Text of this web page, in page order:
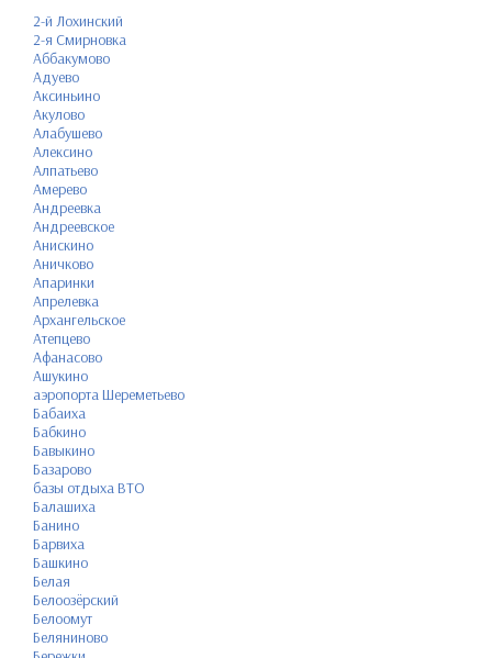
2-й Лохинский
2-я Смирновка
Аббакумово
Адуево
Аксиньино
Акулово
Алабушево
Алексино
Алпатьево
Амерево
Андреевка
Андреевское
Анискино
Аничково
Апаринки
Апрелевка
Архангельское
Атепцево
Афанасово
Ашукино
аэропорта Шереметьево
Бабаиха
Бабкино
Бавыкино
Базарово
базы отдыха ВТО
Балашиха
Банино
Барвиха
Башкино
Белая
Белоозёрский
Белоомут
Беляниново